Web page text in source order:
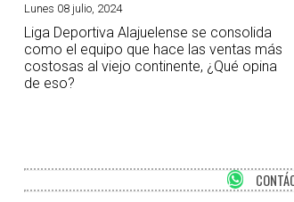
Lunes 08 julio, 2024
Liga Deportiva Alajuelense se consolida
como el equipo que hace las ventas más
costosas al viejo continente, ¿Qué opina
de eso?